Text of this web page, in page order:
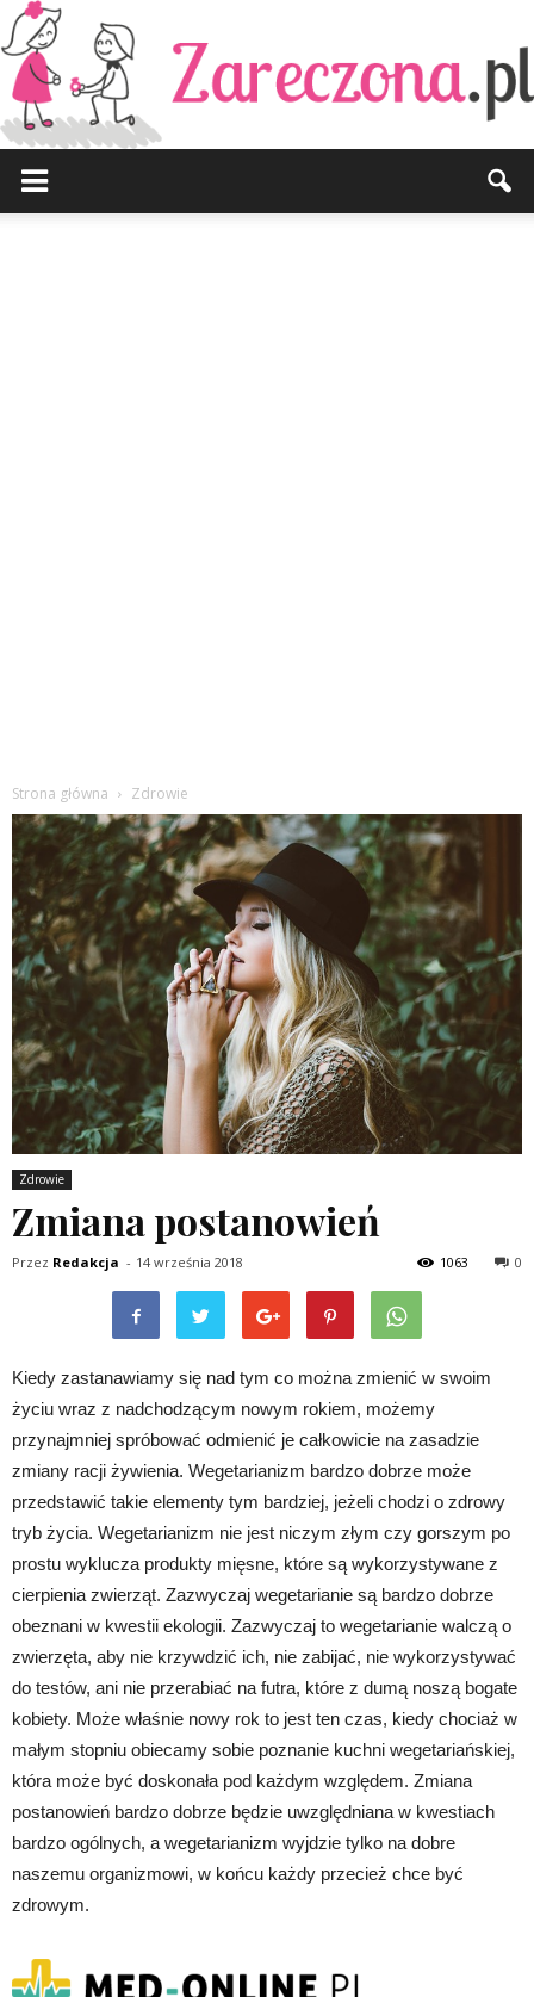
Strona główna Zdrowie
Zdrowie
Zmiana postanowień
Przez Redakcja - 14 września 2018 0
1063
Kiedy zastanawiamy się nad tym co można zmienić w swoim
życiu wraz z nadchodzącym nowym rokiem, możemy
przynajmniej spróbować odmienić je całkowicie na zasadzie
zmiany racji żywienia. Wegetarianizm bardzo dobrze może
przedstawić takie elementy tym bardziej, jeżeli chodzi o zdrowy
tryb życia. Wegetarianizm nie jest niczym złym czy gorszym po
prostu wyklucza produkty mięsne, które są wykorzystywane z
cierpienia zwierząt. Zazwyczaj wegetarianie są bardzo dobrze
obeznani w kwestii ekologii. Zazwyczaj to wegetarianie walczą o
zwierzęta, aby nie krzywdzić ich, nie zabijać, nie wykorzystywać
do testów, ani nie przerabiać na futra, które z dumą noszą bogate
kobiety. Może właśnie nowy rok to jest ten czas, kiedy chociaż w
małym stopniu obiecamy sobie poznanie kuchni wegetariańskiej,
która może być doskonała pod każdym względem. Zmiana
postanowień bardzo dobrze będzie uwzględniana w kwestiach
bardzo ogólnych, a wegetarianizm wyjdzie tylko na dobre
naszemu organizmowi, w końcu każdy przecież chce być
zdrowym.